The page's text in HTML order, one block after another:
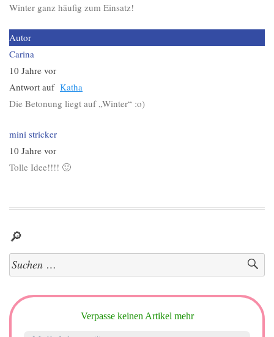
Winter ganz häufig zum Einsatz!
Autor
Carina
10 Jahre vor
Antwort auf Katha
Die Betonung liegt auf „Winter“ :o)
mini stricker
10 Jahre vor
Tolle Idee!!!! 🙂
🔎
Suchen
nach:
Verpasse keinen Artikel mehr